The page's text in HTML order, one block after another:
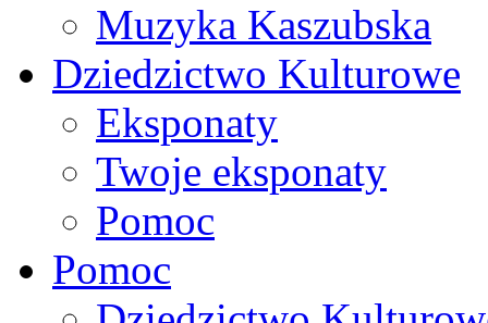
Muzyka Kaszubska
Dziedzictwo Kulturowe
Eksponaty
Twoje eksponaty
Pomoc
Pomoc